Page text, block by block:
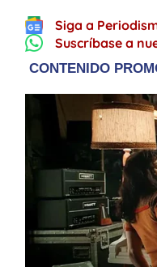
Siga a
Suscríbase a